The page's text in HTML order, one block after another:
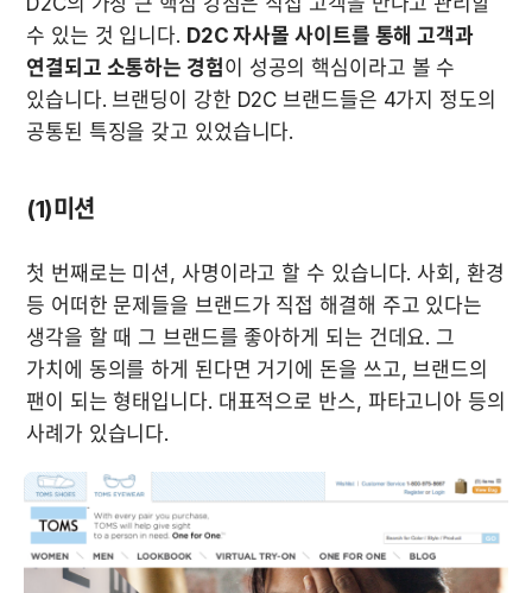
수 있는 것 입니다. D2C 자사몰 사이트를 통해 고객과
연결되고 소통하는 경험이 성공의 핵심이라고 볼 수
있습니다. 브랜딩이 강한 D2C 브랜드들은 4가지 정도의
공통된 특징을 갖고 있었습니다.
(1)미션
첫 번째로는 미션, 사명이라고 할 수 있습니다. 사회, 환경
등 어떠한 문제들을 브랜드가 직접 해결해 주고 있다는
생각을 할 때 그 브랜드를 좋아하게 되는 건데요. 그
가치에 동의를 하게 된다면 거기에 돈을 쓰고, 브랜드의
팬이 되는 형태입니다. 대표적으로 반스, 파타고니아 등의
사례가 있습니다.